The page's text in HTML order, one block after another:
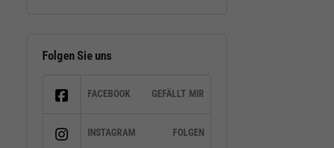
Folgen Sie uns
FACEBOOK GEFÄLLT MIR
INSTAGRAM FOLGEN